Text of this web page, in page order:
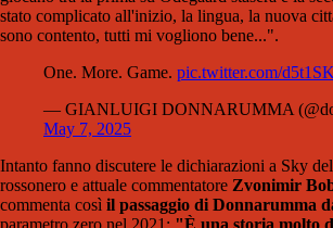
stato complicato all'inizio, la lingua, la nuova
sono contento, tutti mi vogliono bene...".
One. More. Game. pic.twitter.com/
— GIANLUIGI DONNARUMMA
May 7, 2025
Intanto fanno discutere le dichiarazioni a Sky
rossonero e attuale commentatore Zvonimir
commenta così il passaggio di Donnarumma
parametro zero nel 2021: "È una storia molto